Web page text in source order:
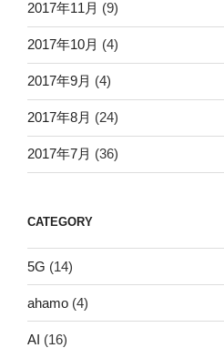
2017年11月 (9)
2017年10月 (4)
2017年9月 (4)
2017年8月 (24)
2017年7月 (36)
CATEGORY
5G (14)
ahamo (4)
AI (16)